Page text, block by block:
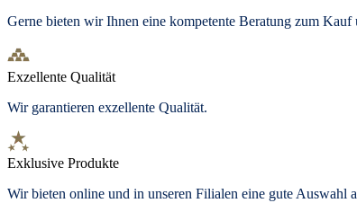
Gerne bieten wir Ihnen eine kompetente Beratung zum
Exzellente Qualität
Wir garantieren exzellente Qualität.
Exklusive Produkte
Wir bieten online und in unseren Filialen eine gute Auswahl